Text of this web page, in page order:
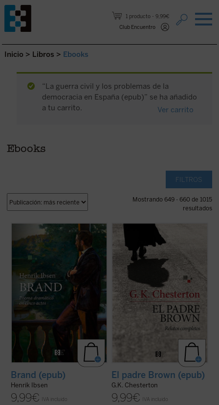
1 producto
9,99€
Club Encuentro
Saltar al contenido.
Inicio > Libros > Ebooks
“La guerra civil y los problemas de la
democracia en España (epub)” se ha añadido
a tu carrito.
Ver carrito
Ebooks
FILTROS
Mostrando 649 - 660 de 1015
resultados
es considerado, junto a Peer Gynt
, el
texto más importante e intenso de Ibsen.
Es la historia de un hombre que quiere
"sanar a la raza humana de sus vicios e
imperfecciones".
En nuestra época, tan llena de moralistas y
Brand (epub)
Henrik Ibsen
9,99€ IVA incluido
El conjunto de los relatos del padre Brown,
escrito a lo largo de más de veinte años,
constituye quizá la obra más popular de
Chesterton. El simpático cura-detective
que los protagoniza resuelve en ellos,
armado únicamente con su paraguas, su ...
(ver ficha)
El padre Brown (epub)
G.K. Chesterton
9,99€ IVA incluido